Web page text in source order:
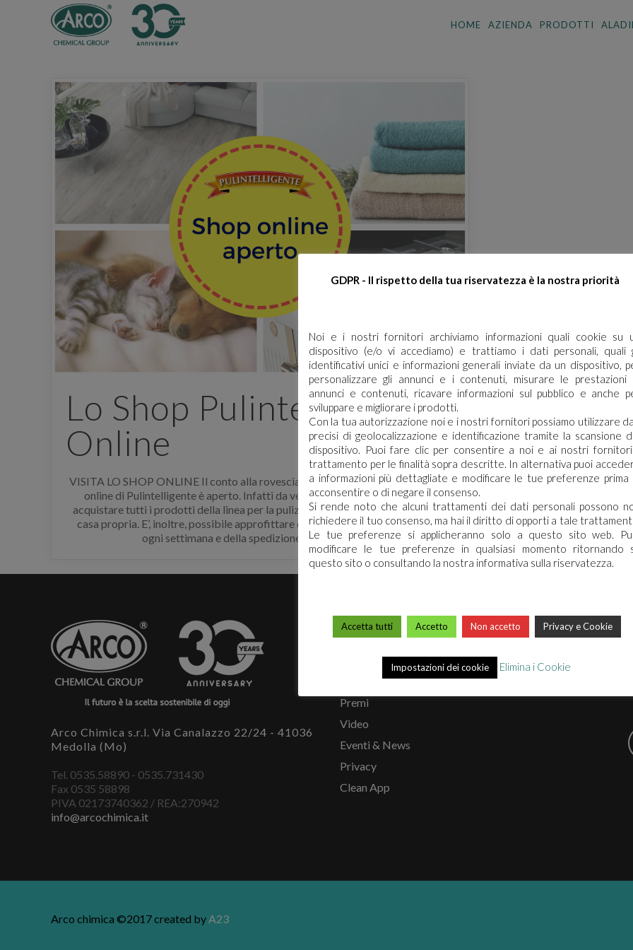
HOME AZIENDA PRODOTTI
Lo Shop Pulintelligente È
Online
VISITA LO SHOP ONLINE Il conto alla rovescia è finalmente terminato: lo shop
online di Pulintelligente è aperto. Infatti da venerdì 8 dicembre è possibile
acquistare tutti i prodotti della linea per la pulizia domestica comodamente da
casa propria. E’, inoltre, possibile approfittare di offerte vantaggiose e nuove
ogni settimana e della spedizione gratuita per […]
Arco Chimica s.r.l. Via Canalazzo 22/24 - 41036
Medolla (Mo)
Tel. 0535.58890 - 0535.731430
Fax 0535 58898
PIVA 02173740362 / REA:270942
info@arcochimica.it
ARCO CHIMICA
Chi siamo
Premi
Video
Eventi & News
Privacy
Clean App
Arco chimica ©2017 created byA23
GDPR - Il rispetto della tua riservatezza è la nostra priorità
Noi e i nostri fornitori archiviamo informazioni quali cookie su
dispositivo (e/o vi accediamo) e trattiamo i dati personali, quali
identificativi unici e informazioni generali inviate da un dispositivo,
personalizzare gli annunci e i contenuti, misurare le prestazioni
annunci e contenuti, ricavare informazioni sul pubblico e anche
sviluppare e migliorare i prodotti.
Con la tua autorizzazione noi e i nostri fornitori possiamo utilizzare
precisi di geolocalizzazione e identificazione tramite la scansione
dispositivo. Puoi fare clic per consentire a noi e ai nostri
trattamento per le finalità sopra descritte. In alternativa puoi
a informazioni più dettagliate e modificare le tue preferenze prima
acconsentire o di negare il consenso.
Si rende noto che alcuni trattamenti dei dati personali possono
richiedere il tuo consenso, ma hai il diritto di opporti a tale
Le tue preferenze si applicheranno solo a questo sito web.
modificare le tue preferenze in qualsiasi momento ritornando
questo sito o consultando la nostra informativa sulla riservatezza.
Accetta tutti Accetto Non accetto Privacy e Cookie
Impostazioni dei cookie Elimina i Cookie
E' necessario effettuare il login
Per scaricare le schede di sicurezza e le schede tecniche è necessario
accedere al portale. Se ancora non hai un account puoi effettuare la
registrazione del tuo profilo e ottenere le credenziali di accesso.
ACCEDI O REGISTRATI